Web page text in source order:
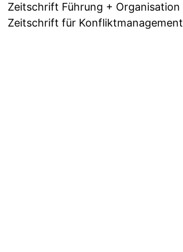
Zeitschrift Führung + Organisation
Zeitschrift für Konfliktmanagement